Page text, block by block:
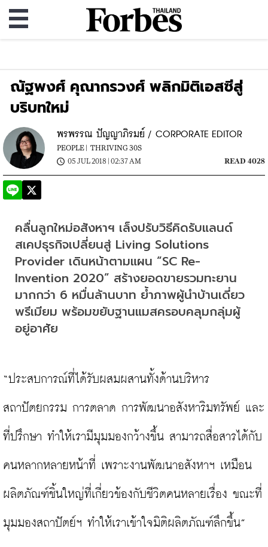
ณัฐพงศ์ คุณากรวงศ์ พลิกมิติเอสซีสู่
บริบทใหม่
พรพรรณ ปัญญาภิรมย์ / CORPORATE EDITOR
PEOPLE |
THRIVING 30S
05 JUL 2018 | 02:37 AM
READ 4028
คลื่นลูกใหม่อสังหาฯ เล็งปรับวิธีคิดรับแลนด์
สเคปธุรกิจเปลี่ยนสู่ Living Solutions
Provider เดินหน้าตามแผน “SC Re-
Invention 2020” สร้างยอดขายรวมทะยาน
มากกว่า 6 หมื่นล้านบาท ย้ำภาพผู้นำบ้านเดี่ยว
พรีเมียม พร้อมขยับฐานแมสครอบคลุมกลุ่มผู้
อยู่อาศัย
“ประสบการณ์ที่ได้รับผสมผสานทั้งด้านบริหาร
สถาปัตยกรรม การตลาด การพัฒนาอสังหาริมทรัพย์ และ
ที่ปรึกษา ทำให้เรามีมุมมองกว้างขึ้น สามารถสื่อสารได้กับ
คนหลากหลายหน้าที่ เพราะงานพัฒนาอสังหาฯ เหมือน
ผลิตภัณฑ์ชิ้นใหญ่ที่เกี่ยวข้องกับชีวิตคนหลายเรื่อง ขณะที่
มุมมองสถาปัตย์ฯ ทำให้เราเข้าใจมิติผลิตภัณฑ์ลึกขึ้น”